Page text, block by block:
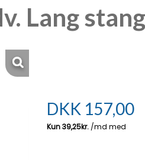
Lang stang
DKK 157,00